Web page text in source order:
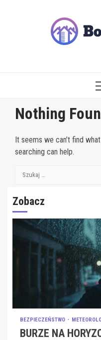
Nothing
It seems we can’t find
searching can help.
Szukaj:
Zobacz
BEZPIECZEŃSTWO
BURZE NA